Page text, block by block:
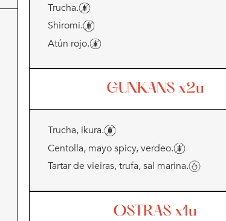
Trucha.
Shiromi.
Atún rojo.
GUNKANS x2u
Trucha, ikura.
Centolla, mayo spicy, verdeo.
Tartar de vieiras, trufa, sal marina.
OSTRAS x1u